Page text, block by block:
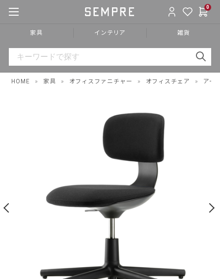
0
家具 インテリア 雑貨
HOME » 家具 » オフィスファニチャー » オフィスチェア » アー